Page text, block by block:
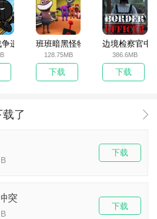
争遗产无敌版班班暗黑怪物生存挑战5
128.75MB
下载
边境检察官中
386.6MB
下载
了
下载
突
下载